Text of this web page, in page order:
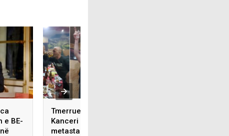
e BE-
Tmerruese: Serbia –
Kanceri i Ballkanit
metastazon për Vitin e